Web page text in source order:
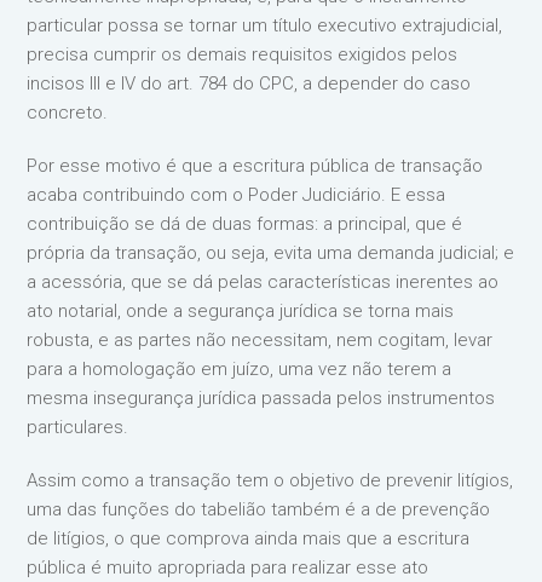
particular possa se tornar um título executivo extrajudicial,
precisa cumprir os demais requisitos exigidos pelos
incisos III e IV do art. 784 do CPC, a depender do caso
concreto.
Por esse motivo é que a escritura pública de transação
acaba contribuindo com o Poder Judiciário. E essa
contribuição se dá de duas formas: a principal, que é
própria da transação, ou seja, evita uma demanda judicial; e
a acessória, que se dá pelas características inerentes ao
ato notarial, onde a segurança jurídica se torna mais
robusta, e as partes não necessitam, nem cogitam, levar
para a homologação em juízo, uma vez não terem a
mesma insegurança jurídica passada pelos instrumentos
particulares.
Assim como a transação tem o objetivo de prevenir litígios,
uma das funções do tabelião também é a de prevenção
de litígios, o que comprova ainda mais que a escritura
pública é muito apropriada para realizar esse ato